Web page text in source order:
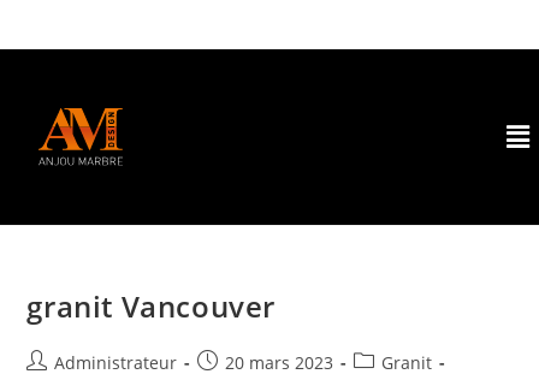
granit Vancouver
Administrateur 20 mars 2023
Granit